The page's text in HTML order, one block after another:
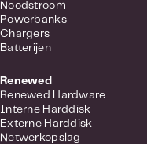
Noodstroom
Powerbanks
Chargers
Batterijen
Renewed
Renewed Hardware
Interne Harddisk
Externe Harddisk
Netwerkopslag